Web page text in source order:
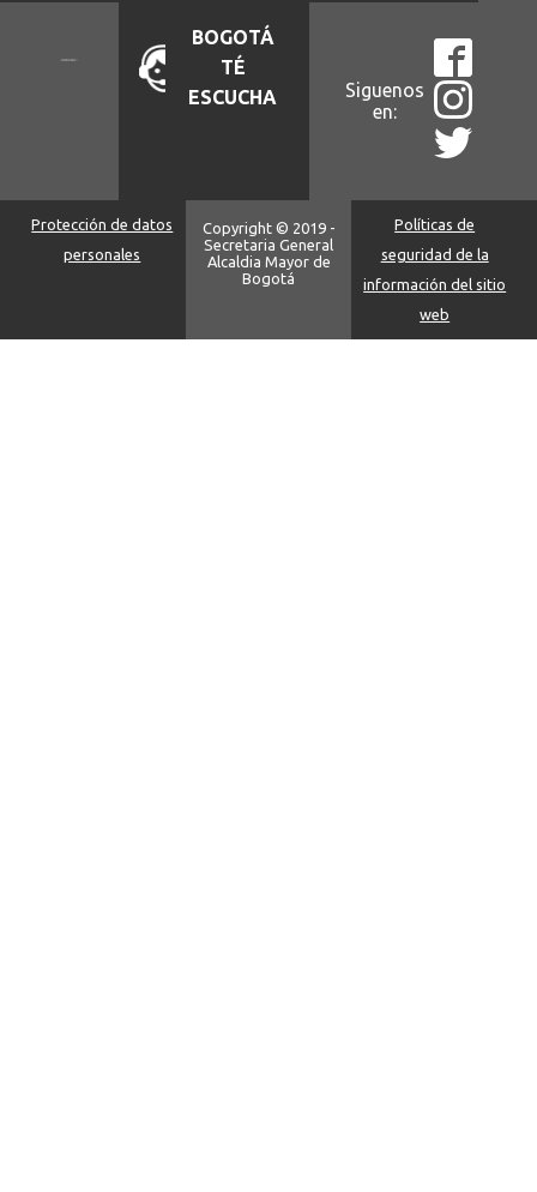
BOGOTÁ
TÉ
ESCUCHA
Siguenos
en:
Protección de datos
personales
Copyright © 2019 -
Secretaria General
Alcaldia Mayor de
Bogotá
Políticas de
seguridad de la
información del sitio
web